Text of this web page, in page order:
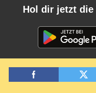
Hol dir jetzt die